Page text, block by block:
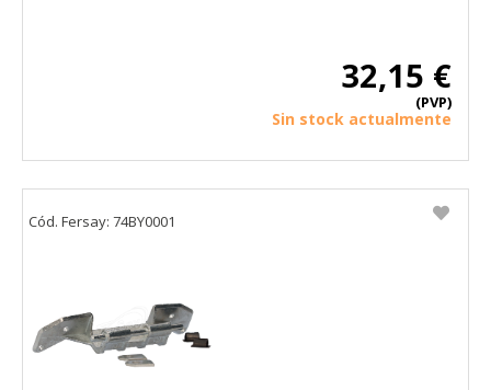
32,15 €
(PVP)
Sin stock actualmente
Cód. Fersay: 74BY0001